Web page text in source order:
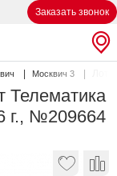
Заказать звонок
Москвич 3
Телематика
г., №209664